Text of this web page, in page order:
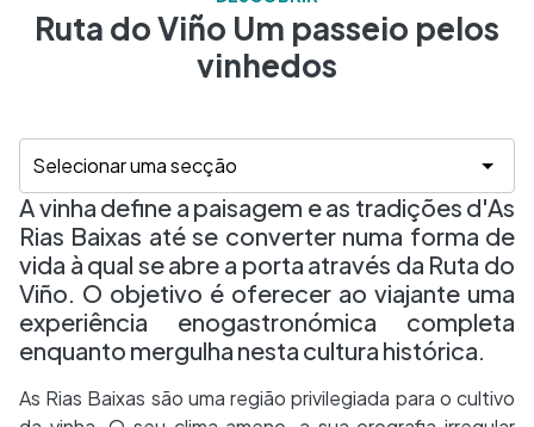
Ruta do Viño Um passeio pelos
vinhedos
A vinha define a paisagem e as tradições d'As
Rias Baixas até se converter numa forma de
vida à qual se abre a porta através da Ruta do
Viño. O objetivo é oferecer ao viajante uma
experiência enogastronómica completa
enquanto mergulha nesta cultura histórica.
As Rias Baixas são uma região privilegiada para o cultivo